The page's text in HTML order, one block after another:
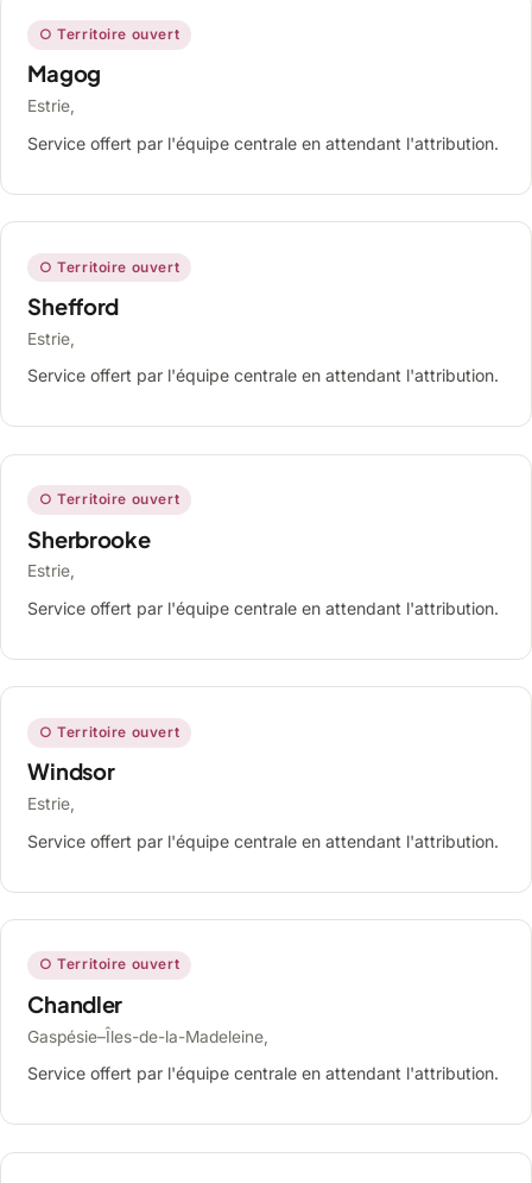
○ Territoire ouvert
Magog
Estrie,
Service offert par l'équipe centrale en attendant l'attribution.
○ Territoire ouvert
Shefford
Estrie,
Service offert par l'équipe centrale en attendant l'attribution.
○ Territoire ouvert
Sherbrooke
Estrie,
Service offert par l'équipe centrale en attendant l'attribution.
○ Territoire ouvert
Windsor
Estrie,
Service offert par l'équipe centrale en attendant l'attribution.
○ Territoire ouvert
Chandler
Gaspésie–Îles-de-la-Madeleine,
Service offert par l'équipe centrale en attendant l'attribution.